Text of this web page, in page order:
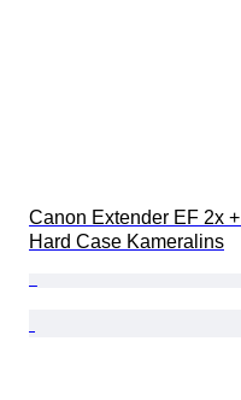
Canon Extender EF 2x +
Hard Case Kameralins